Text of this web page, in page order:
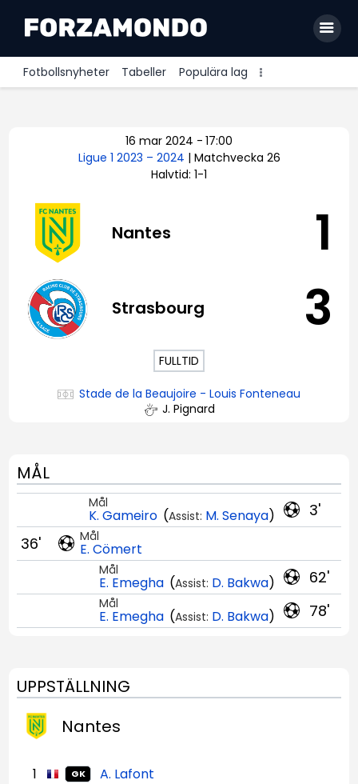
Fotbollsnyheter Tabeller Populära lag
Premier League
Bundesliga
Serie A
16 mar 2024 - 17:00
Ligue 1 2023 – 2024 | Matchvecka 26
Halvtid: 1-1
Nantes 1
Strasbourg 3
FULLTID
Stade de la Beaujoire - Louis Fonteneau
J. Pignard
MÅL
3'
Mål
K. Gameiro (Assist: M. Senaya)
Mål
E. Cömert
36'
62'
Mål
E. Emegha (Assist: D. Bakwa)
78'
Mål
E. Emegha (Assist: D. Bakwa)
UPPSTÄLLNING
Nantes
1 GK
A. Lafont